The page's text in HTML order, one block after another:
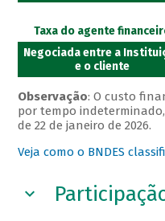
Taxa do agente
Negociada entre a
e o cliente
Observação: O custo
por tempo
de 22 de janeiro de 2026.
Veja como o BNDES